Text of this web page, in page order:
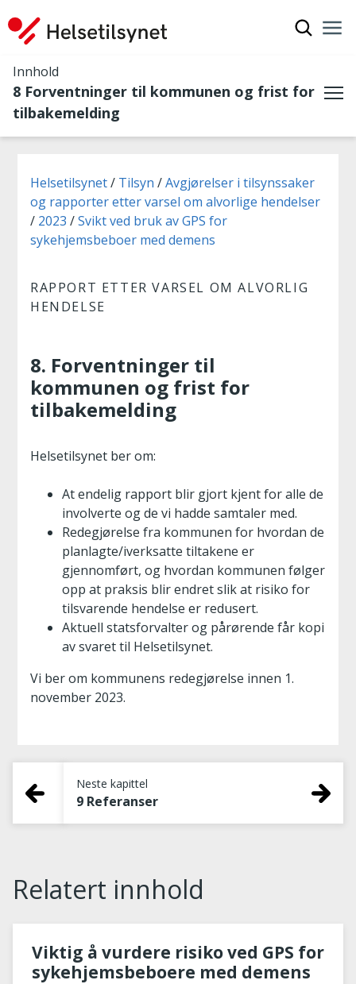
Innhold
8 Forventninger til kommunen og frist for
tilbakemelding
Du er her:
Helsetilsynet Tilsyn
Avgjørelser i tilsynssaker
og rapporter etter varsel om alvorlige hendelser
2023
Svikt ved bruk av GPS for
sykehjemsbeboer med demens
RAPPORT ETTER VARSEL OM ALVORLIG
HENDELSE
8. Forventninger til
kommunen og frist for
tilbakemelding
Helsetilsynet ber om:
At endelig rapport blir gjort kjent for alle de
involverte og de vi hadde samtaler med.
Redegjørelse fra kommunen for hvordan de
planlagte/iverksatte tiltakene er
gjennomført, og hvordan kommunen følger
opp at praksis blir endret slik at risiko for
tilsvarende hendelse er redusert.
Aktuell statsforvalter og pårørende får kopi
av svaret til Helsetilsynet.
Vi ber om kommunens redegjørelse innen 1.
november 2023.
Neste kapittel
9 Referanser
Relatert innhold
Viktig å vurdere risiko ved GPS for
sykehjemsbeboere med demens